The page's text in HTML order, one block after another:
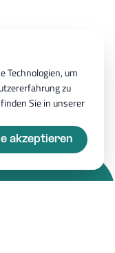
Technologien, um
zu
Sie in unserer
akzeptieren